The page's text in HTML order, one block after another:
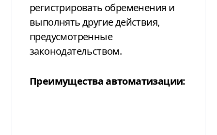
регистрировать обременения и
выполнять другие действия,
предусмотренные
законодательством.
Преимущества автоматизации: